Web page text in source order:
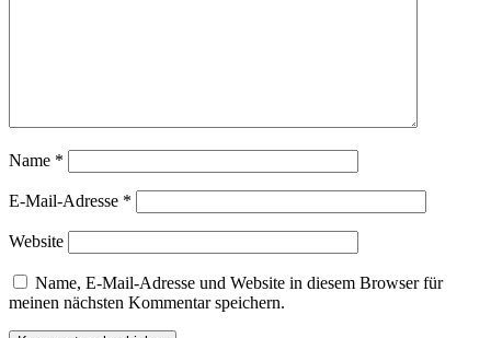
Name *
E-Mail-Adresse *
Website
Name, E-Mail-Adresse und Website in diesem Browser für
meinen nächsten Kommentar speichern.